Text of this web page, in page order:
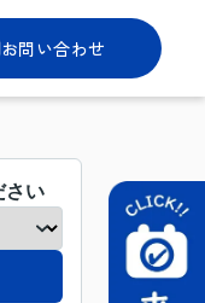
お問い合わせ
さい